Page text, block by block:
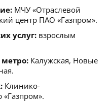
МЧУ «Отраслевой
центр ПАО «Газпром».
услуг: взрослым
Калужская, Новые
Клинико-
«Газпром».